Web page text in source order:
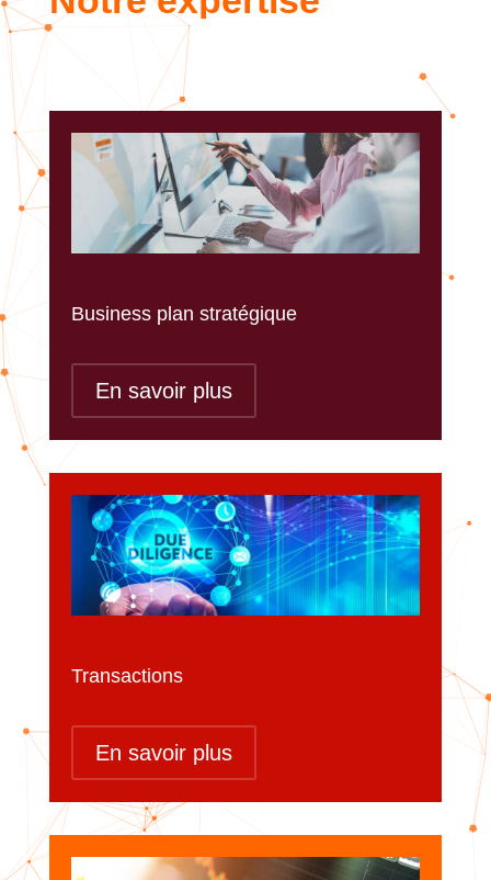
Business plan stratégique
En savoir plus
Transactions
En savoir plus